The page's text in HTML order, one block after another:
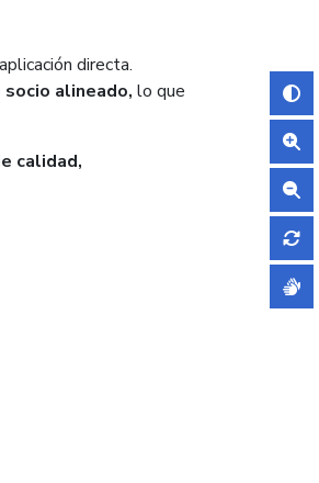
directa.
socio alineado, lo que
calidad,